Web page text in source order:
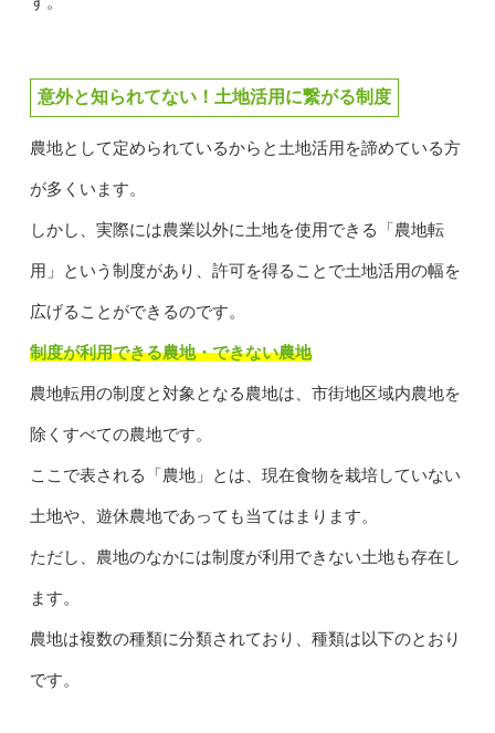
意外と知られてない！土地活用に繋がる制度
農地として定められているからと土地活用を諦めている方
が多くいます。
しかし、実際には農業以外に土地を使用できる「農地転
用」という制度があり、許可を得ることで土地活用の幅を
広げることができるのです。
制度が利用できる農地・できない農地
農地転用の制度と対象となる農地は、市街地区域内農地を
除くすべての農地です。
ここで表される「農地」とは、現在食物を栽培していない
土地や、遊休農地であっても当てはまります。
ただし、農地のなかには制度が利用できない土地も存在し
ます。
農地は複数の種類に分類されており、種類は以下のとおり
です。